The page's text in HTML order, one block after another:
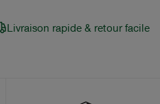
Livraison rapide & retour facile